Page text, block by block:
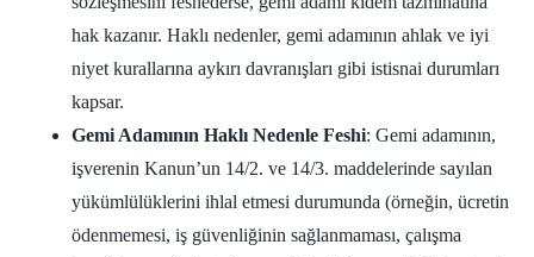
hak kazanır. Haklı nedenler, gemi adamının ahlak ve iyi
niyet kurallarına aykırı davranışları gibi istisnai durumları
kapsar.
Gemi Adamının Haklı Nedenle Feshi: Gemi adamının,
işverenin Kanun’un 14/2. ve 14/3. maddelerinde sayılan
yükümlülüklerini ihlal etmesi durumunda (örneğin, ücretin
ödenmemesi, iş güvenliğinin sağlanmaması, çalışma